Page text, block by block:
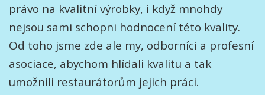
právo na kvalitní výrobky, i když mnohdy
nejsou sami schopni hodnocení této kvality.
Od toho jsme zde ale my, odborníci a profesní
asociace, abychom hlídali kvalitu a tak
umožnili restaurátorům jejich práci.